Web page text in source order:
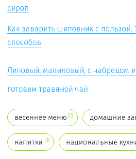
сироп
Как заварить шиповник с пользой.
способов
Липовый, малиновый, с чабрецом
готовим травяной чай
весеннее меню26 домашние
напитки 38 национальные